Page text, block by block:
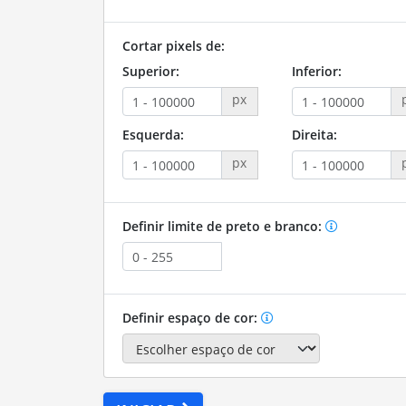
Cortar pixels de:
Superior:
px
Inferior:
Esquerda:
px
Direita:
Definir limite de preto e branco:
Definir espaço de cor: